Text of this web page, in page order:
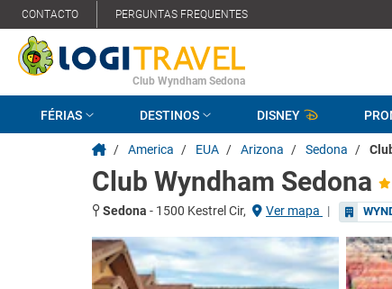
CONTACTO PERGUNTAS FREQUENTES
Club Wyndham Sedona
FÉRIAS DESTINOS DISNEY
/ America / EUA / Arizona / Sedona /
Club Wyndham Sedona
Sedona - 1500 Kestrel Cir, Ver mapa |